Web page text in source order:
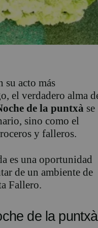
su acto más
el verdadero alma
de la puntxà se
sino como el
y falleros.
es una oportunidad
de un ambiente de
Fallero.
de la puntxà